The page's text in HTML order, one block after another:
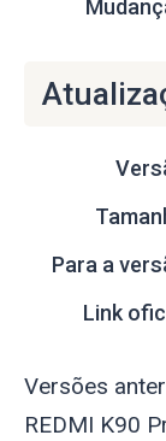
Para a
Link
Versões
REDMI K90